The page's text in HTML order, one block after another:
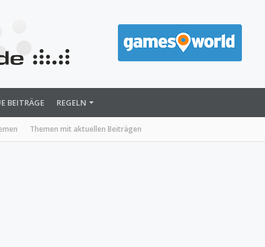
Themen mit aktuellen Beiträgen
BEITRÄGE REGELN